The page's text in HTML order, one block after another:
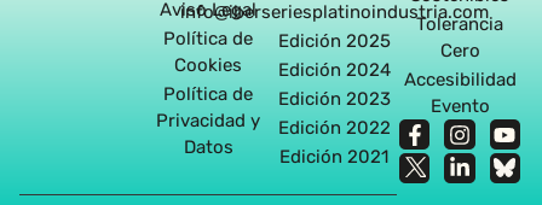
Aviso Legal
Política de
Cookies
Política de
Privacidad y
Datos
info@iberseriesplatinoindustria.com
Edición 2025
Edición 2024
Edición 2023
Edición 2022
Edición 2021
Tolerancia
Cero
Accesibilidad
Evento